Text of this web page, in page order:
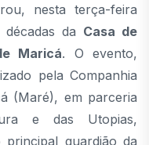
nesta terça-feira
da Casa de
Maricá. O evento,
pela Companhia
(Maré), em parceria
e das Utopias,
guardião da